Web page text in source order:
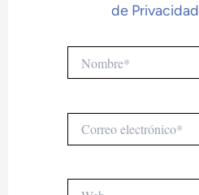
de Privacidad
electrónico*